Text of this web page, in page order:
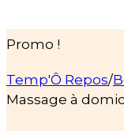
Promo !
Temp'Ô Repos/
Massage à